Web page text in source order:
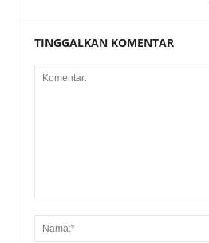
TINGGALKAN KOMENTAR